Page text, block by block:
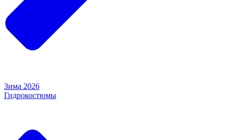
Зима 2026
Гидрокостюмы